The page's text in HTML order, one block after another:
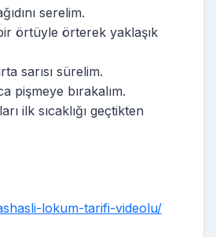
serelim.
örtüyle örterek yaklaşık
sarısı sürelim.
pişmeye bırakalım.
ilk sıcaklığı geçtikten
lokum-tarifi-videolu/